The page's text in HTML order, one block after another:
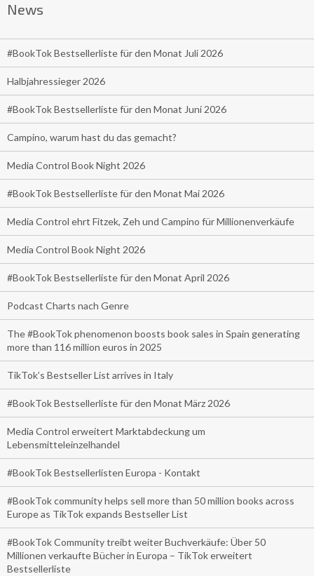
News
#BookTok Bestsellerliste für den Monat Juli 2026
Halbjahressieger 2026
#BookTok Bestsellerliste für den Monat Juni 2026
Campino, warum hast du das gemacht?
Media Control Book Night 2026
#BookTok Bestsellerliste für den Monat Mai 2026
Media Control ehrt Fitzek, Zeh und Campino für Millionenverkäufe
Media Control Book Night 2026
#BookTok Bestsellerliste für den Monat April 2026
Podcast Charts nach Genre
The #BookTok phenomenon boosts book sales in Spain generating
more than 116 million euros in 2025
TikTok’s Bestseller List arrives in Italy
#BookTok Bestsellerliste für den Monat März 2026
Media Control erweitert Marktabdeckung um
Lebensmitteleinzelhandel
#BookTok Bestsellerlisten Europa - Kontakt
#BookTok community helps sell more than 50 million books across
Europe as TikTok expands Bestseller List
#BookTok Community treibt weiter Buchverkäufe: Über 50
Millionen verkaufte Bücher in Europa – TikTok erweitert
Bestsellerliste